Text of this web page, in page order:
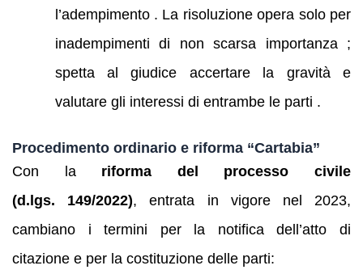
l’adempimento . La risoluzione opera solo per
inadempimenti di non scarsa importanza ;
spetta al giudice accertare la gravità e
valutare gli interessi di entrambe le parti .
Procedimento ordinario e riforma “Cartabia”
Con la riforma del processo civile
(d.lgs. 149/2022), entrata in vigore nel 2023,
cambiano i termini per la notifica dell’atto di
citazione e per la costituzione delle parti: